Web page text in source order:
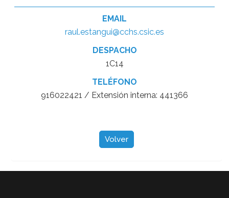
EMAIL
raul.estangui@cchs.csic.es
DESPACHO
1C14
TELÉFONO
916022421 / Extensión interna: 441366
Volver